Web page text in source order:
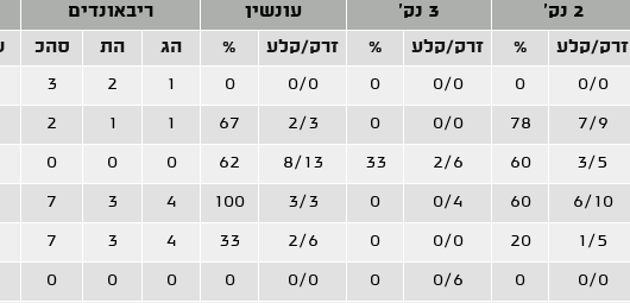
2 נק' 3 נק' עונשין ריבאונדים
זרק/קלע % זרק/קלע % זרק/קלע % הג הת סהכ
0/0
0
0/0
0
0/0
0
1
2
3
7/9
78
0/0
0
2/3
67
1
1
2
3/5
60
2/6
33
8/13
62
0
0
0
6/10
60
0/4
0
3/3
100
4
3
7
1/5
20
0/0
0
2/6
33
4
3
7
0/0
0
0/6
0
0/0
0
0
0
0